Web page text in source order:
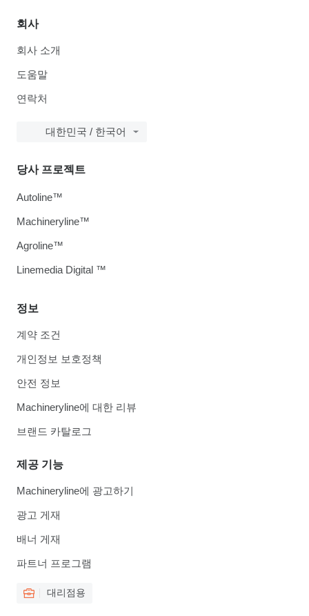
회사
회사 소개
도움말
연락처
대한민국 / 한국어
정보
계약 조건
개인정보 보호정책
안전 정보
Machineryline에 대한 리뷰
브랜드 카탈로그
제공 기능
Machineryline에 광고하기
광고 게재
배너 게재
파트너 프로그램
대리점용
당사 프로젝트
Autoline™
Machineryline™
Agroline™
Linemedia Digital ™